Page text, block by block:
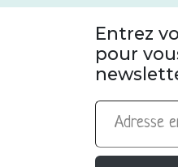
Entrez
pour
Adresse email